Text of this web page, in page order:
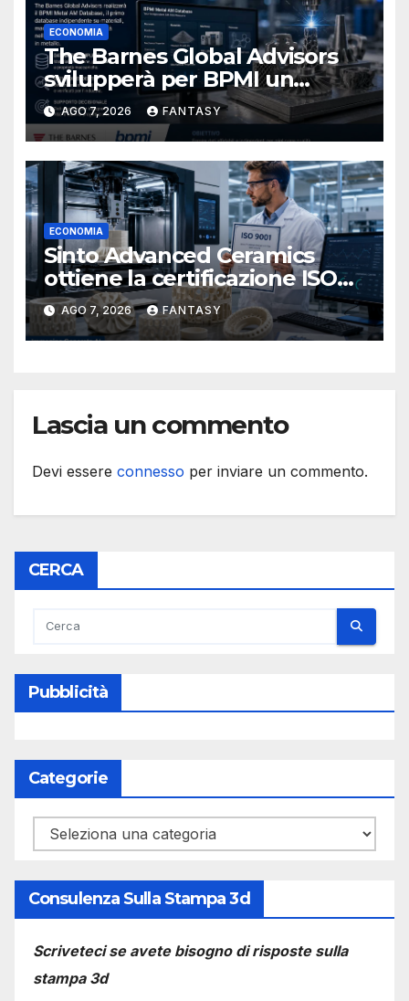
ECONOMIA
The Barnes Global Advisors
svilupperà per BPMI un
database per la stampa 3D
metallica destinata alla filiera
navale statunitense
AGO 7, 2026 FANTASY
ECONOMIA
Sinto Advanced Ceramics
ottiene la certificazione ISO
9001 per la stampa 3D di
ceramiche tecniche
AGO 7, 2026 FANTASY
Lascia un commento
Devi essere connesso per inviare un commento.
CERCA
Pubblicità
Categorie
Categorie
Consulenza Sulla Stampa 3d
Scriveteci se avete bisogno di risposte sulla
stampa 3d